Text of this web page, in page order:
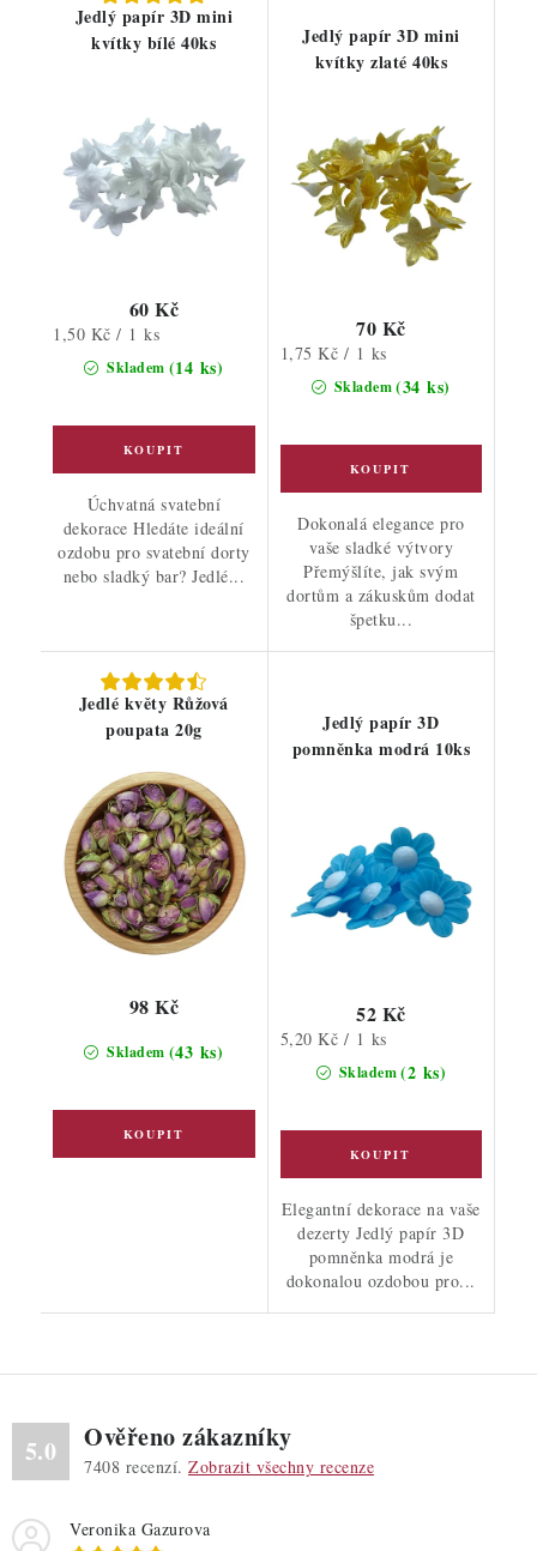
Jedlý papír 3D mini
kvítky bílé 40ks
Skladem (14 ks)
60 Kč
Měrná
cena:
1,50 Kč / 1 ks
Úchvatná svatební
dekorace Hledáte ideální
ozdobu pro svatební dorty
nebo sladký bar? Jedlé...
Jedlý papír 3D mini
kvítky zlaté 40ks
Skladem(34 ks)
70 Kč
Měrná
cena:
1,75 Kč / 1 ks
Dokonalá elegance pro
vaše sladké výtvory
Přemýšlíte, jak svým
dortům a zákuskům dodat
špetku...
Jedlé květy Růžová
poupata 20g
Skladem (43 ks)
98 Kč
Jedlý papír 3D
pomněnka modrá 10ks
Skladem(2 ks)
52 Kč
Měrná
5,20 Kč / 1 ks
Elegantní dekorace na vaše
dezerty Jedlý papír 3D
pomněnka modrá je
dokonalou ozdobou pro...
5.0 Ověřeno zákazníky
7408 recenzí. Zobrazit všechny recenze
Veronika Gazurova